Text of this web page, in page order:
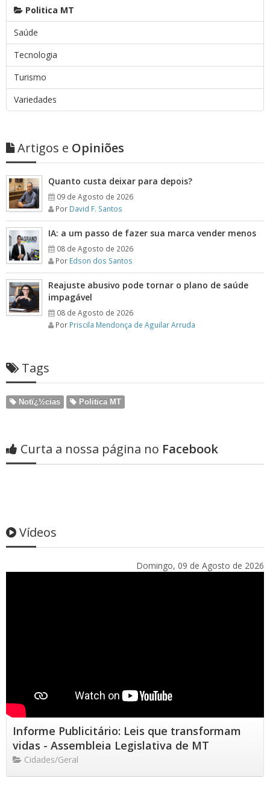
Politica MT
Saúde
Tecnologia
Turismo
Variedades
Artigos e Opiniões
Quanto custa deixar para depois?
09 de Agosto de 2026
Por David F. Santos
IA: a um passo de fazer sua marca vender menos
08 de Agosto de 2026
Por Edson dos Santos
Reajuste abusivo pode tornar o plano de saúde
impagável
08 de Agosto de 2026
Por Priscila Mendonça de Aguilar Arruda
Tags
Notï¿½cias Politica MT
Curta a nossa página no Facebook
Vídeos
Domingo, 09 de Agosto de 2026
Informe Publicitário: Leis que transformam
vidas - Assembleia Legislativa de MT
Cidades/Geral